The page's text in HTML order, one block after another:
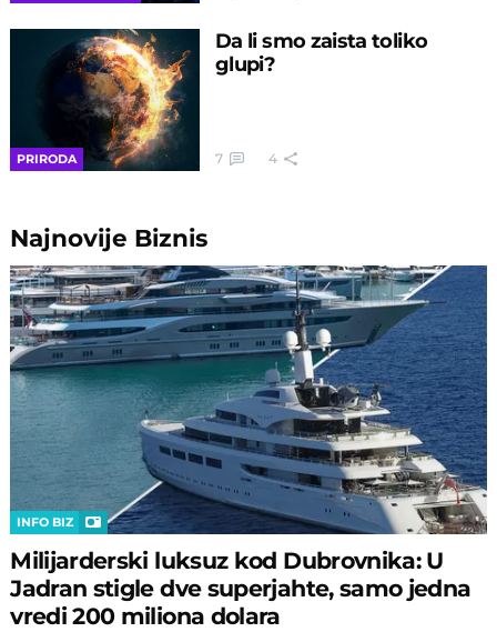
PRIRODA
Da li smo zaista toliko
glupi?
7 4
Najnovije Biznis
INFO BIZ
Milijarderski luksuz kod Dubrovnika: U
Jadran stigle dve superjahte, samo jedna
vredi 200 miliona dolara